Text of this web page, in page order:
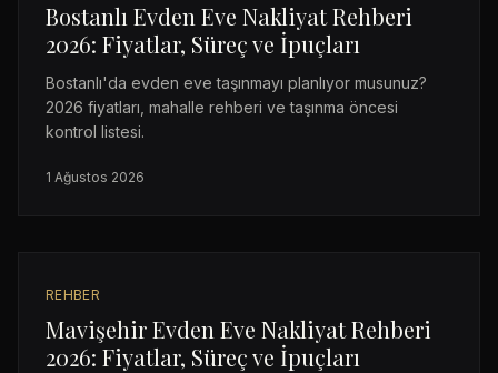
Bostanlı Evden Eve Nakliyat Rehberi
2026: Fiyatlar, Süreç ve İpuçları
Bostanlı'da evden eve taşınmayı planlıyor musunuz?
2026 fiyatları, mahalle rehberi ve taşınma öncesi
kontrol listesi.
1 Ağustos 2026
REHBER
Mavişehir Evden Eve Nakliyat Rehberi
2026: Fiyatlar, Süreç ve İpuçları